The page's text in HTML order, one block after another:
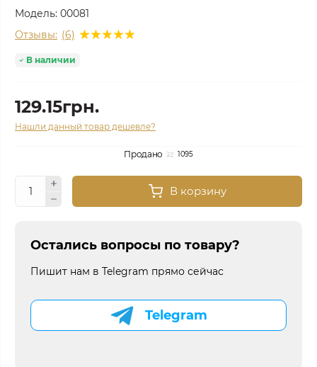
Модель: 00081
Отзывы: (6)
В наличии
129.15грн.
Нашли данный товар дешевле?
Продано 1095
В корзину
Остались вопросы по товару?
Пишит нам в Telegram прямо сейчас
Telegram